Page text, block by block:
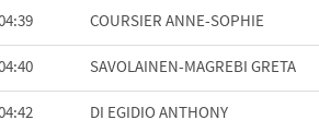
COURSIER ANNE-SOPHIE
SAVOLAINEN-MAGREBI GRETA
DI EGIDIO ANTHONY